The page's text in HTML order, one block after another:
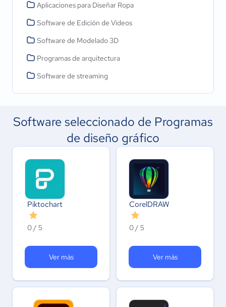
Aplicaciones para Diseñar Ropa
Software de Edición de Videos
Software de Modelado 3D
Programas de arquitectura
Software de streaming
Software seleccionado de Programas
de diseño gráfico
Piktochart
0 / 5
Ver más
CorelDRAW
0 / 5
Ver más